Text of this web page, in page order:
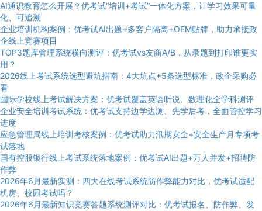
AI通识教育怎么开展？优考试“培训+考试”一体化方案，让学习效果可量
化、可追溯
企业培训机构案例：优考试AI出题+多客户隔离+OEM贴牌，助力承接政
企线上竞赛项目
TOP3题库管理系统横向测评：优考试vs友商A/B，从录题到打印谁更实
用？
2026线上考试系统选型避坑指南：4大坑点+5条选型标准，政企采购必
看
国际学校线上考试解决方案：优考试覆盖英语听说、数理化全学科测评
企业安全培训考试系统：优考试支持边学边测、先学后考，全面管控学习
进度
应急管理局线上培训考核案例：优考试助力汛期安全+安全生产月专项考
试落地
国有控股银行线上考试系统落地案例：优考试AI出题+万人并发+招聘防
作弊
2026年6月最新实测：四大在线考试系统防作弊能力对比，优考试适配
机房、校园考试吗？
2026年6月最新知识竞赛答题系统测评对比：优考试报名、防作弊、发